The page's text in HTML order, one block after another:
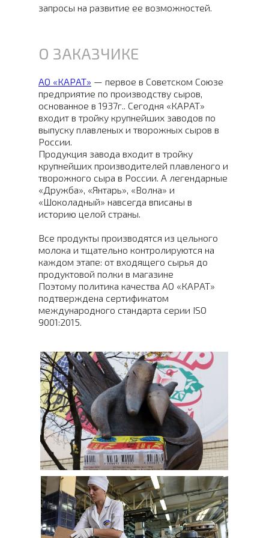
запросы на развитие ее возможностей.
О ЗАКАЗЧИКЕ
АО «КАРАТ» — первое в Советском Союзе
предприятие по производству сыров,
основанное в 1937г.. Сегодня «КАРАТ»
входит в тройку крупнейших заводов по
выпуску плавленых и творожных сыров в
России.
Продукция завода входит в тройку
крупнейших производителей плавленого и
творожного сыра в России. А легендарные
«Дружба», «Янтарь», «Волна» и
«Шоколадный» навсегда вписаны в
историю целой страны.
Все продукты производятся из цельного
молока и тщательно контролируются на
каждом этапе: от входящего сырья до
продуктовой полки в магазине
Поэтому политика качества АО «КАРАТ»
подтверждена сертификатом
международного стандарта серии ISO
9001:2015.